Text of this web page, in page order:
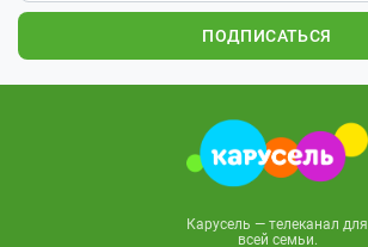
ПОДПИСАТЬСЯ
Карусель — телеканал для
всей семьи.